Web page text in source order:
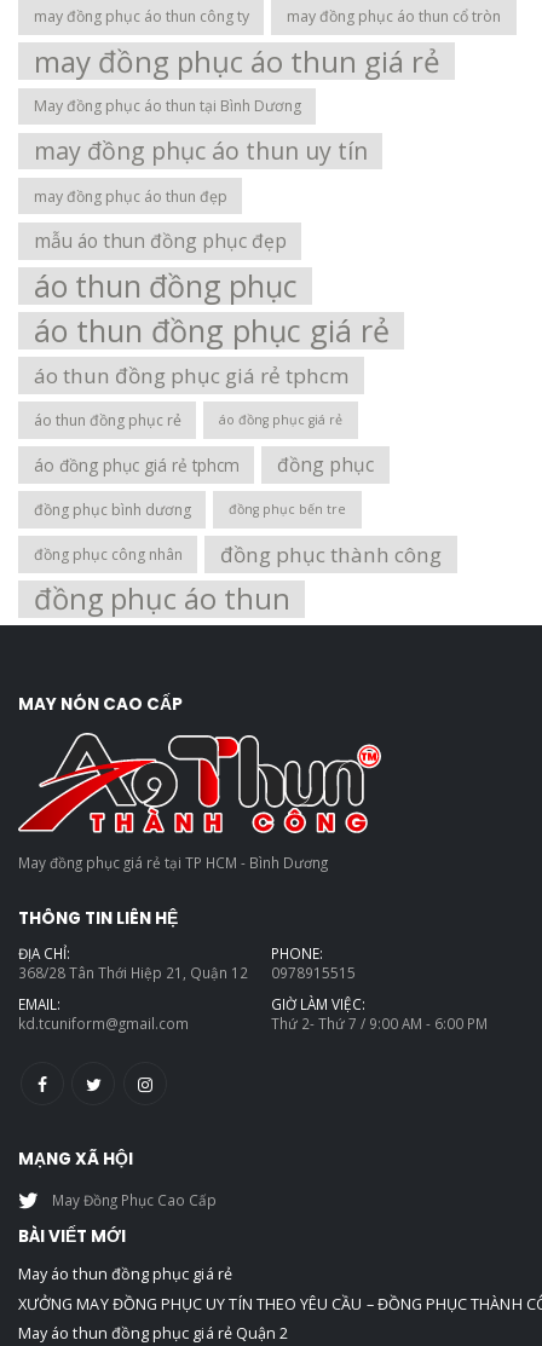
may đồng phục áo thun công ty may đồng phục áo thun cổ tròn
may đồng phục áo thun giá rẻ
May đồng phục áo thun tại Bình Dương
may đồng phục áo thun uy tín
may đồng phục áo thun đẹp
mẫu áo thun đồng phục đẹp
áo thun đồng phục
áo thun đồng phục giá rẻ
áo thun đồng phục giá rẻ tphcm
áo thun đồng phục rẻ áo đồng phục giá rẻ
áo đồng phục giá rẻ tphcm đồng phục
đồng phục bình dương đồng phục bến tre
đồng phục công nhân đồng phục thành công
đồng phục áo thun
MAY NÓN CAO CẤP
May đồng phục giá rẻ tại TP HCM - Bình Dương
THÔNG TIN LIÊN HỆ
ĐỊA CHỈ:
368/28 Tân Thới Hiệp 21, Quận 12
PHONE:
0978915515
EMAIL:
kd.tcuniform@gmail.com
GIỜ LÀM VIỆC:
Thứ 2- Thứ 7 / 9:00 AM - 6:00 PM
MẠNG XÃ HỘI
May Đồng Phục Cao Cấp
BÀI VIẾT MỚI
May áo thun đồng phục giá rẻ
XƯỞNG MAY ĐỒNG PHỤC UY TÍN THEO YÊU CẦU – ĐỒNG PHỤC THÀNH
May áo thun đồng phục giá rẻ Quận 2